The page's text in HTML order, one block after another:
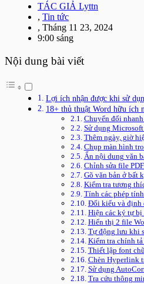
TÁC GIẢ Lyttn
, Tin tức
, Tháng 11 23, 2024
9:00 sáng
Nội dung bài viết
Lợi ích nhận được khi sử
18+ thủ thuật Word hữu ích
Chuyển đổi
Sử dụng
Thêm ngày, giờ
Chụp màn hình
Ẩn nội dung văn
Chỉnh sửa file
Gõ văn bản ở bất
Kiểm tra tương
Tính các phép
Đổi kiểu và định
Hiện các ký tự bị
Hiển thị 2 file
Tự động lưu khi
Kiểm tra chính
Thiết lập font
Chèn Hyperlink
Sử dụng
Tra cứu thông